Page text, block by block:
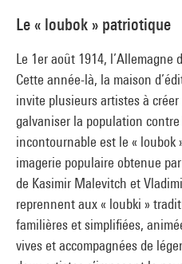
Camille Morando, Didier
Aurélien Bernard)
Traverse 8
Le logement social : le défi
(commissaires de l'exposition :
Bomel)
Traverse 8 bis
Formes de l’activisme dans les
l’affiche, la force du peu
(commissaires de l'exposition :
Champion, Louise Legeleux et
Traverse 10
artistique au profit de l’action
de ses membres à partir de
publications du groupe, dont
de Guy Debord, jouent un rôle
étudiants de 1968, auxquels
avant de se dissoudre en 1972.
Le « loubok » patriotique
Le 1er août 1914, l’Allemagne
Cette année-là, la maison
invite plusieurs artistes à
galvaniser la population contre
incontournable est le « loubok
imagerie populaire obtenue
de Kasimir Malevitch et
reprennent aux « loubki »
familières et simplifiées,
vives et accompagnées de